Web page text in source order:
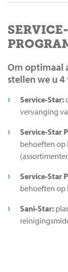
Om optimaal
stellen we u
Service-Star:
vervanging
Service-Star
behoeften op
Service-Star
behoeften op
Sani-Star: